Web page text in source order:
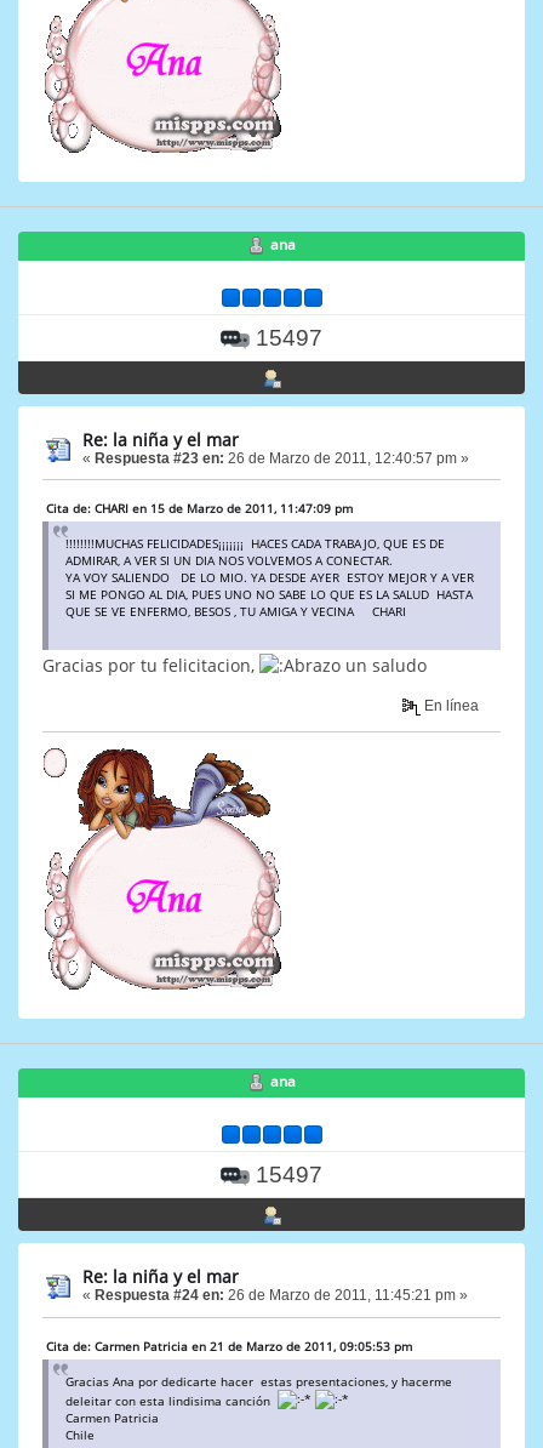
ana
15497
Re: la niña y el mar
« Respuesta #23 en: 26 de Marzo de 2011, 12:40:57 pm »
Cita de: CHARI en 15 de Marzo de 2011, 11:47:09 pm
!!!!!!!!MUCHAS FELICIDADES¡¡¡¡¡¡¡ HACES CADA TRABAJO, QUE ES DE
ADMIRAR, A VER SI UN DIA NOS VOLVEMOS A CONECTAR.
YA VOY SALIENDO DE LO MIO. YA DESDE AYER ESTOY MEJOR Y A VER
SI ME PONGO AL DIA, PUES UNO NO SABE LO QUE ES LA SALUD HASTA
QUE SE VE ENFERMO, BESOS , TU AMIGA Y VECINA CHARI
Gracias por tu felicitacion, un saludo
En línea
ana
15497
Re: la niña y el mar
« Respuesta #24 en: 26 de Marzo de 2011, 11:45:21 pm »
Cita de: Carmen Patricia en 21 de Marzo de 2011, 09:05:53 pm
Gracias Ana por dedicarte hacer estas presentaciones, y hacerme
deleitar con esta lindisima canción
Carmen Patricia
Chile